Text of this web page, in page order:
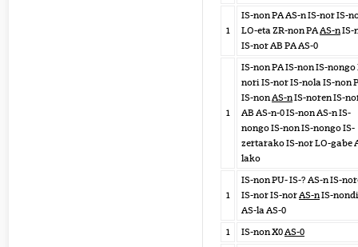
1
IS-non PA AS-n IS-nor IS-
LO-eta ZR-non PAAS-nIS-
IS-nor AB PA AS-0
1
IS-non PA IS-non IS-nongo
nori IS-nor IS-nola IS-non
IS-nonAS-nIS-noren IS-
AB AS-n-0 IS-non AS-n IS-
nongo IS-non IS-nongo IS-
zertarako IS-nor LO-gabe
lako
1
IS-non PU- IS-? AS-n IS-
IS-nor IS-norAS-nIS-
AS-la AS-0
1
IS-non X0AS-0